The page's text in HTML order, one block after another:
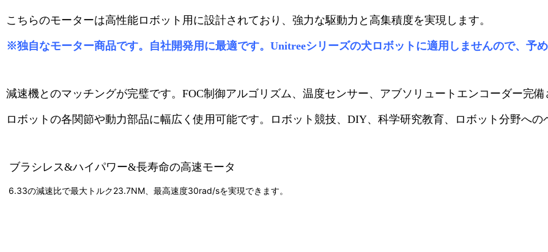
こちらのモーターは高性能ロボット用に設計されており、強力な駆動力と高集積度を実現します。
※独自なモーター商品です。自社開発用に最適です。Unitreeシリーズの犬ロボットに適用しませんので、予
減速機とのマッチングが完璧です。FOC制御アルゴリズム、温度センサー、アブソリュートエンコーダー完
ロボットの各関節や動力部品に幅広く使用可能です。ロボット競技、DIY、科学研究教育、ロボット分野への
ブラシレス&ハイパワー&長寿命の高速モータ
6.33の減速比で最大トルク23.7NM、最高速度30rad/sを実現できます。